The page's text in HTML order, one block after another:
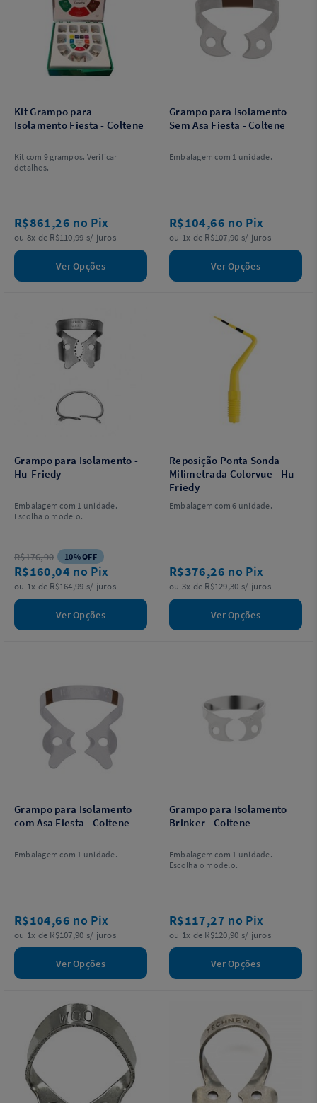
Kit Grampo para
Isolamento Fiesta - Coltene
Kit com 9 grampos. Verificar
detalhes.
R$861,26 no Pix
ou 8x de R$110,99 s/ juros
Ver Opções
Grampo para Isolamento
Sem Asa Fiesta - Coltene
Embalagem com 1 unidade.
R$104,66 no Pix
ou 1x de R$107,90 s/ juros
Ver Opções
Grampo para Isolamento -
Hu-Friedy
Embalagem com 1 unidade.
Escolha o modelo.
R$176,90 10% OFF
R$160,04 no Pix
ou 1x de R$164,99 s/ juros
Ver Opções
Reposição Ponta Sonda
Milimetrada Colorvue - Hu-
Friedy
Embalagem com 6 unidade.
R$376,26 no Pix
ou 3x de R$129,30 s/ juros
Ver Opções
Grampo para Isolamento
com Asa Fiesta - Coltene
Embalagem com 1 unidade.
R$104,66 no Pix
ou 1x de R$107,90 s/ juros
Ver Opções
Grampo para Isolamento
Brinker - Coltene
Embalagem com 1 unidade.
Escolha o modelo.
R$117,27 no Pix
ou 1x de R$120,90 s/ juros
Ver Opções